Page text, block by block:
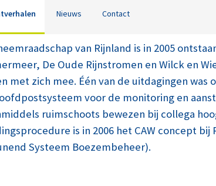
Nieuws Contact
van Rijnland is in 2005
De Oude Rijnstromen en Wilck en
met zich mee. Één van de uitdagingen
voor de monitoring en
ruimschoots bewezen bij collega
is in 2006 het CAW concept
Systeem Boezembeheer).